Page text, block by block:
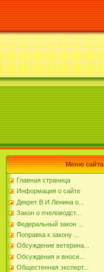
Меню сайта
Главная страница
Информация о сайте
Декрет В И Ленина о...
Закон о пчеловодст...
Федеральный закон ...
Поправка к закону ...
Обсуждение ветерина...
Обсуждения и вноси...
Общестенная эксперт...